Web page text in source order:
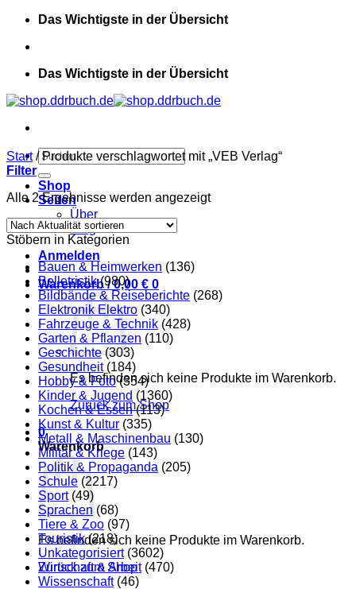
Zum
springen
Das Wichtigste in der Übersicht
Das Wichtigste in der Übersicht
Suchen
nach:
Shop
Seiten
Über
Blog
Anmelden
Warenkorb /0,00 € 0
Es befinden sich keine Produkte im Warenkorb.
Zurück zum Shop
0
Warenkorb
Es befinden sich keine Produkte im Warenkorb.
Zurück zum Shop
Start /Produkte verschlagwortet mit „VEB Verlag“
Filter
Alle 2 Ergebnisse werden angezeigtNach
Stöbern in Kategorien
Bauen & Heimwerken (136)
Belletristik (980)
Bildbände & Reiseberichte (268)
Elektronik Elektro (340)
Fahrzeuge & Technik (428)
Garten & Pflanzen (110)
Geschichte (303)
Gesundheit (184)
Hobby & Foto (354)
Kinder & Jugend (1360)
Kochen & Essen (113)
Kunst & Kultur (335)
Metall & Maschinenbau (130)
Militär & Kriege (143)
Politik & Propaganda (205)
Schule (2217)
Sport (49)
Sprachen (68)
Tiere & Zoo (97)
Touristik (218)
Unkategorisiert (3602)
Wirtschaft & Arbeit (470)
Wissenschaft (46)